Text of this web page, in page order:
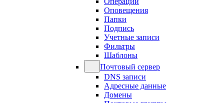
Оповещения
Папки
Подпись
Учетные записи
Фильтры
Шаблоны
Почтовый сервер
DNS записи
Адресные данные
Домены